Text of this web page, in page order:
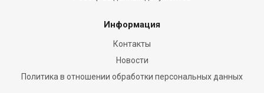
Информация
Контакты
Новости
Политика в отношении обработки персональных данных